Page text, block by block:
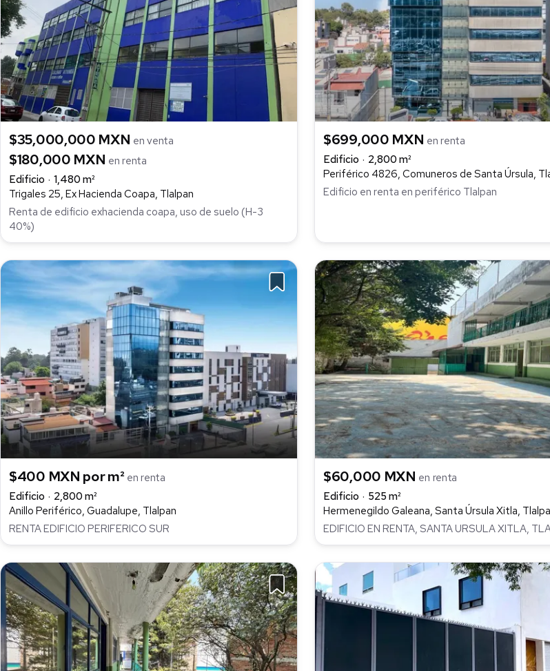
$35,000,000 MXN en venta
$180,000 MXN en renta
Edificio
1,480 m²
Trigales 25, Ex Hacienda Coapa, Tlalpan
Renta de edificio exhacienda coapa, uso de suelo (H-3
40%)
$699,000 MXN en renta
Edificio
2,800 m²
Periférico 4826, Comuneros de Santa Úrsula,
Edificio en renta en periférico Tlalpan
$400 MXN por m² en renta
Edificio
2,800 m²
Anillo Periférico, Guadalupe, Tlalpan
RENTA EDIFICIO PERIFERICO SUR
$60,000 MXN en renta
Edificio
525 m²
Hermenegildo Galeana, Santa Úrsula Xitla,
EDIFICIO EN RENTA, SANTA URSULA XITLA,